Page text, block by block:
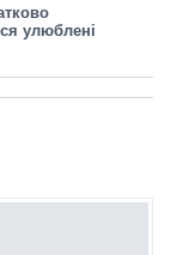
улюблені